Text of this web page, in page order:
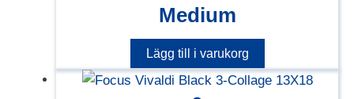
Medium
Lägg till i varukorg